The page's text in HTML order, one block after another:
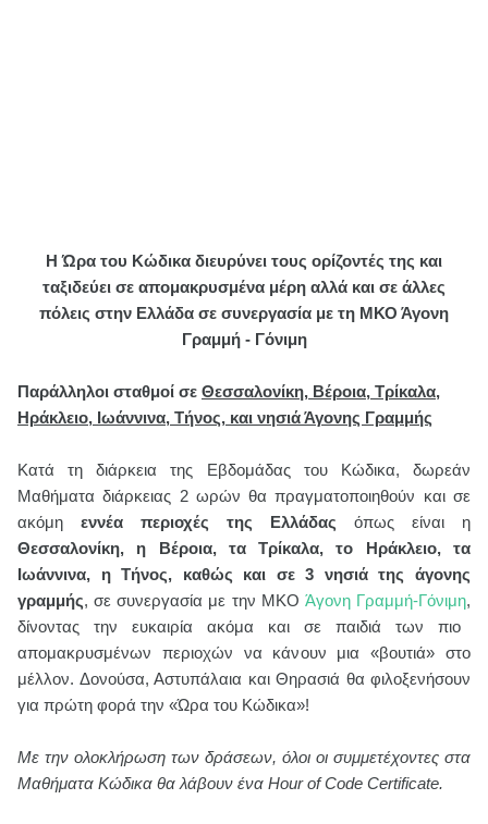
Η Ώρα του Κώδικα διευρύνει τους ορίζοντές της και
ταξιδεύει σε απομακρυσμένα μέρη αλλά και σε άλλες
πόλεις στην Ελλάδα σε συνεργασία με τη ΜΚΟ Άγονη
Γραμμή - Γόνιμη
Παράλληλοι σταθμοί σε Θεσσαλονίκη, Βέροια, Τρίκαλα,
Ηράκλειο, Ιωάννινα, Τήνος, και νησιά Άγονης Γραμμής
Κατά τη διάρκεια της Εβδομάδας του Κώδικα, δωρεάν
Μαθήματα διάρκειας 2 ωρών θα πραγματοποιηθούν και σε
ακόμη εννέα περιοχές της Ελλάδας όπως είναι η
Θεσσαλονίκη, η Βέροια, τα Τρίκαλα, το Ηράκλειο, τα
Ιωάννινα, η Τήνος, καθώς και σε 3 νησιά της άγονης
γραμμής, σε συνεργασία με την MKO Άγονη Γραμμή-Γόνιμη,
δίνοντας την ευκαιρία ακόμα και σε παιδιά των πιο
απομακρυσμένων περιοχών να κάνουν μια «βουτιά» στο
μέλλον. Δονούσα, Αστυπάλαια και Θηρασιά θα φιλοξενήσουν
για πρώτη φορά την «Ώρα του Κώδικα»!
Με την ολοκλήρωση των δράσεων, όλοι οι συμμετέχοντες στα
Μαθήματα Κώδικα θα λάβουν ένα Hour of Code Certificate.